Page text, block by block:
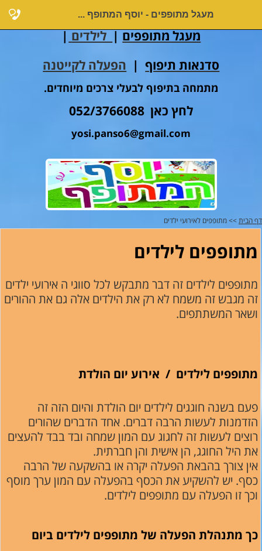
מעגל מתופפים - יוסף המתופף ...
מעגל מתופפים | לילדים |
סדנאות תיפוף| הפעלה לקייטנה
מתמחה בתיפוף לבעלי צרכים מיוחדים.
לחץ כאן 052/3766088
yosi.panso6@gmail.com
דף הבית >> מתופפים לאירועי ילדים
מתופפים לילדים
מתופפים לילדים זה דבר מתבקש לכל סווגי ה אירועי ילדים
זה מגבש זה משמח לא רק את הילדים אלה גם את ההורים
ושאר המשתתפים.
מתופפים לילדים / אירוע יום הולדת
פעם בשנה חוגגים לילדים יום הולדת והיום הזה זה
הזדמנות לעשות הרבה דברים. אחד הדברים שהורים
רוצים לעשות זה לחגוג עם המון שמחה ובד בבד להעצים
את היל החוגג, הן אישית והן חברתית.
אין צורך בהבאת הפעלה יקרה או בהשקעה של הרבה
כסף. יש להשקיע את הכסף בהפעלה עם המון ערך מוסף
וכך זו הפעלה עם מתופפים לילדים.
כך מתנהלת הפעלה של מתופפים לילדים ביום